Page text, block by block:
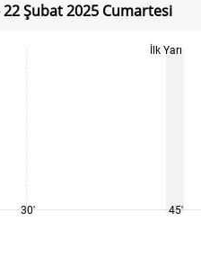
Şubat 2025 Cumartesi
30'
İlk Yarı
45'